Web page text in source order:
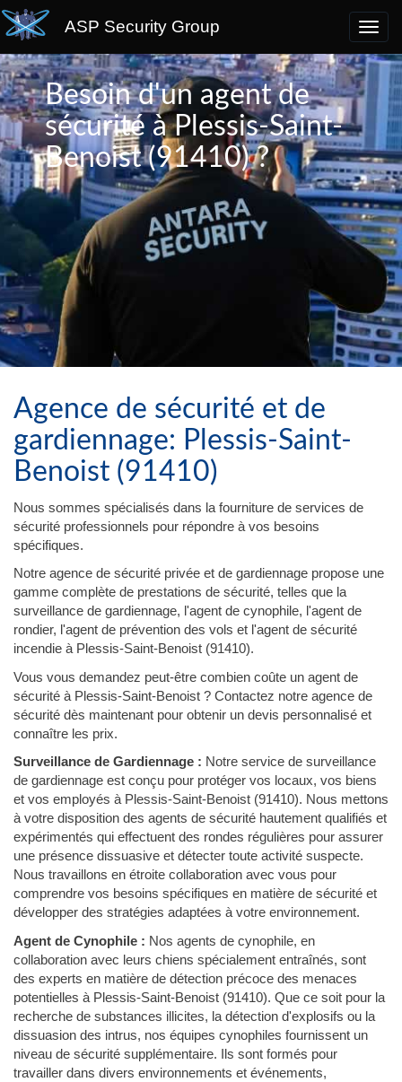
ASP Security Group
Besoin d'un agent de
sécurité à Plessis-Saint-
Benoist (91410) ?
Agence de sécurité et de
gardiennage: Plessis-Saint-
Benoist (91410)
Nous sommes spécialisés dans la fourniture de services de
sécurité professionnels pour répondre à vos besoins
spécifiques.
Notre agence de sécurité privée et de gardiennage propose une
gamme complète de prestations de sécurité, telles que la
surveillance de gardiennage, l'agent de cynophile, l'agent de
rondier, l'agent de prévention des vols et l'agent de sécurité
incendie à Plessis-Saint-Benoist (91410).
Vous vous demandez peut-être combien coûte un agent de
sécurité à Plessis-Saint-Benoist ? Contactez notre agence de
sécurité dès maintenant pour obtenir un devis personnalisé et
connaître les prix.
Surveillance de Gardiennage : Notre service de surveillance
de gardiennage est conçu pour protéger vos locaux, vos biens
et vos employés à Plessis-Saint-Benoist (91410). Nous mettons
à votre disposition des agents de sécurité hautement qualifiés et
expérimentés qui effectuent des rondes régulières pour assurer
une présence dissuasive et détecter toute activité suspecte.
Nous travaillons en étroite collaboration avec vous pour
comprendre vos besoins spécifiques en matière de sécurité et
développer des stratégies adaptées à votre environnement.
Agent de Cynophile : Nos agents de cynophile, en
collaboration avec leurs chiens spécialement entraînés, sont
des experts en matière de détection précoce des menaces
potentielles à Plessis-Saint-Benoist (91410). Que ce soit pour la
recherche de substances illicites, la détection d'explosifs ou la
dissuasion des intrus, nos équipes cynophiles fournissent un
niveau de sécurité supplémentaire. Ils sont formés pour
travailler dans divers environnements et événements,